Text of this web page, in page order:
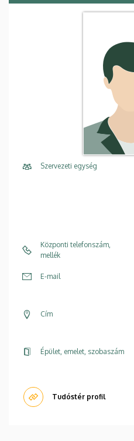
Szervezeti egység
Központi telefonszám,
mellék
E-mail
Cím
Épület, emelet, szobaszám
Tudóstér profil